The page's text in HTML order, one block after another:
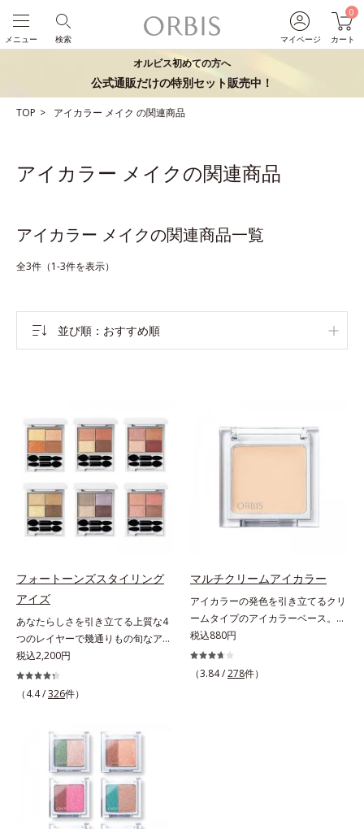
マイページ
0
カート
検索
メニュー
オルビス初めての方へ
公式通販だけの特別セット販売中！
TOP アイカラー メイク の関連商品
アイカラー メイクの関連商品
アイカラー メイクの関連商品一覧
全3件（1-3件を表示）
並び順 おすすめ順
フォートーンズスタイリング
アイズ
あなたらしさを引き立てる上質な4
つのレイヤーで幾通りもの旬なアイ
メイクが叶う。上質なテクスチャー
と多様なカラーリングで、似合うを
知る＆楽しさを引き出す、4色のア
た配色だから重ねてもくすまず、簡
単に印象的な目元が完成します。2
色だけを使って簡単に。3色使って
印象的に。4色全部使えば可能性は
無限大。もちろん単色使いもOK！
あなたらしさを引き立てる4つのレ
税込2,200円
（4.4 /326件）
マルチクリームアイカラー
アイカラーの発色を引き立てるクリ
ームタイプのアイカラーベース。ア
イカラーの発色とツヤめきを最大限
に引き立てる、クリームタイプのア
イカラーベースです。アイカラーの
税込880円
（3.84 /278件）